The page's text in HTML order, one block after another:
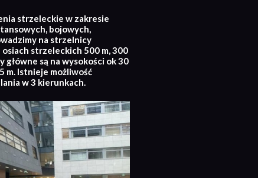
strzeleckie w zakresie
bojowych,
na strzelnicy
osiach strzeleckich 500 m, 300
główne są na wysokości ok 30
m. Istnieje możliwość
w 3 kierunkach.